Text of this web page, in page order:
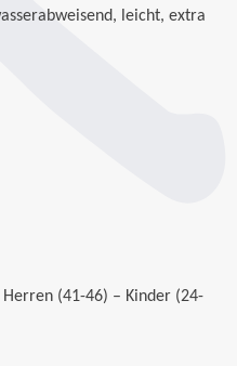
leicht, extra
(41-46) – Kinder (24-